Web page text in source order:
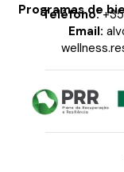
Programas de
Teléfono:
Email: